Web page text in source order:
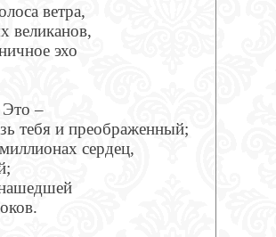
ветра,
великанов,
эхо
Это –
тебя и преображенный;
сердец,